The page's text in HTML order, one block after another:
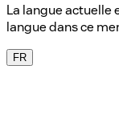
La langue actuelle
langue dans ce
FR